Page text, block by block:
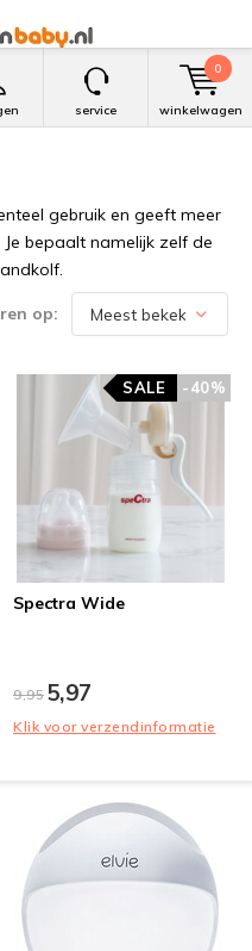
service winkelwagen
0
gebruik en geeft meer
bepaalt namelijk zelf de
op:
Spectra Wide
-40%
SALE
9,955,97
Klik voor verzendinformatie